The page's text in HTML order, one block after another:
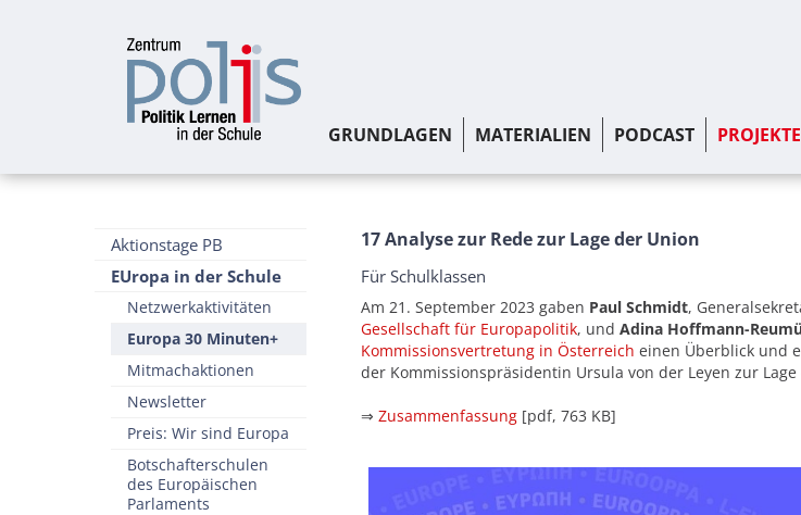
GRUNDLAGEN MATERIALIEN PODCAST PROJEKTE
Aktionstage PB
EUropa in der Schule
Netzwerkaktivitäten
Europa 30 Minuten+
Mitmachaktionen
Newsletter
Preis: Wir sind Europa
Botschafterschulen
des Europäischen
Parlaments
17 Analyse zur Rede zur Lage der Union
Für Schulklassen
Am 21. September 2023 gaben Paul Schmidt,
Gesellschaft für Europapolitik, und Adina Hoffmann-
Kommissionsvertretung in Österreich einen Überblick und
der Kommissionspräsidentin Ursula von der Leyen zur
⇒ Zusammenfassung [pdf, 763 KB]